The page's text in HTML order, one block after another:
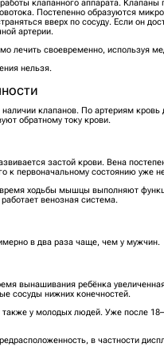
клапанного аппарата. Клапаны
Постепенно образуются
вверх по сосуду. Если он
артерии.
лечить своевременно, используя
нельзя.
клапанов. По артериям
обратному току крови.
застой крови. Вена
к первоначальному состоянию уже
ходьбы мышцы выполняют
венозная система.
в два раза чаще, чем у мужчин.
вынашивания ребёнка
сосуды нижних конечностей.
у молодых людей. Уже после
в частности